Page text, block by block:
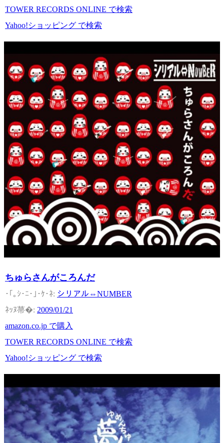
TOWER RECORDS ONLINE で検索
Yahoo!ショッピング で検索
ちゅらさんがころんだ
シリアル⇔NUMBER
2009/01/21
amazon.co.jp で購入
TOWER RECORDS ONLINE で検索
Yahoo!ショッピング で検索